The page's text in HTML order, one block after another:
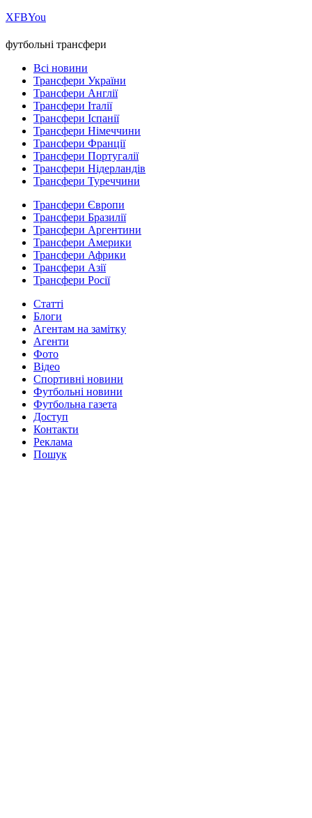
ХFBYou
футбольні трансфери
Всі новини
Трансфери України
Трансфери Англії
Трансфери Італії
Трансфери Іспанії
Трансфери Німеччини
Трансфери Франції
Трансфери Португалії
Трансфери Нідерландів
Трансфери Туреччини
Трансфери Європи
Трансфери Бразилії
Трансфери Аргентини
Трансфери Америки
Трансфери Африки
Трансфери Азії
Трансфери Росії
Статті
Блоги
Агентам на замітку
Агенти
Фото
Відео
Спортивні новини
Футбольні новини
Футбольна газета
Доступ
Контакти
Реклама
Пошук